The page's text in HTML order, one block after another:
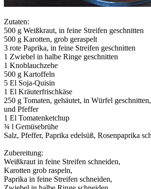
Zutaten:
500 g Weißkraut, in feine Streifen geschnitten
500 g Karotten, grob geraspelt
3 rote Paprika, in feine Streifen geschnitten
1 Zwiebel in halbe Ringe geschnitten
1 Knoblauchzehe
500 g Kartoffeln
5 El Soja-Quisin
1 El Kräuterfrischkäse
250 g Tomaten, gehäutet, in Würfel
und Pfeffer
1 El Tomatenketchup
¾ l Gemüsebrühe
Salz, Pfeffer, Paprika edelsüß, Rosenpaprika
Zubereitung:
Weißkraut in feine Streifen schneiden,
Karotten grob raspeln,
Paprika in feine Streifen schneiden,